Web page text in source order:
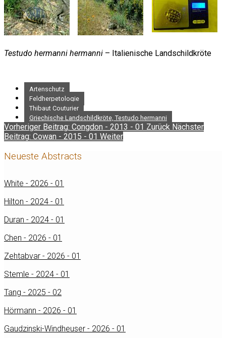
Testudo hermanni hermanni – Italienische Landschildkröte
Artenschutz
Feldherpetologie
Thibaut Couturier
Griechische Landschildkröte, Testudo hermanni
Vorheriger Beitrag: Congdon - 2013 - 01 Zurück Nächster
Beitrag: Cowan - 2015 - 01 Weiter
Neueste Abstracts
White - 2026 - 01
Hilton - 2024 - 01
Duran - 2024 - 01
Chen - 2026 - 01
Zehtabvar - 2026 - 01
Stemle - 2024 - 01
Tang - 2025 - 02
Hörmann - 2026 - 01
Gaudzinski-Windheuser - 2026 - 01